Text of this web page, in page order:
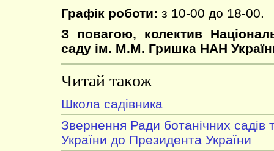
Графік роботи: з 10-00 до 18-00.
З повагою, колектив
саду ім. М.М. Гришка НАН
Читай також
Школа садівника
Звернення Ради ботанічних садів
України до Президента України